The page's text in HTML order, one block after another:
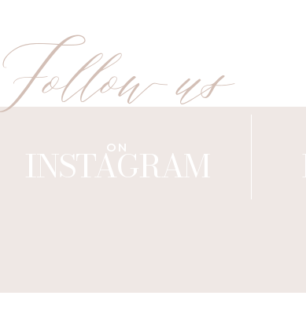
Follow us
ON
INSTAGRAM